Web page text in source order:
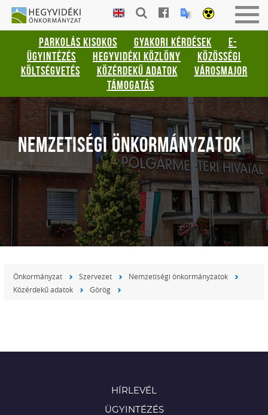
Gyorsbillentyűk
listája
Keresés:
"S"
Bejelentkezés:
HEGYVIDÉKI
ÖNKORMÁNYZAT
PARKOLÁS KISOKOS GYAKORI KÉRDÉSEK
E-
ÜGYINTÉZÉS
HEGYVIDÉKI KÖZLÖNY
KÖZÖSSÉGI
KÖLTSÉGVETÉS
KÖZÉRDEKŰ ADATOK
VÁROSMAJOR
TÁMOGATÁS
NEMZETISÉGI ÖNKORMÁNYZATOK
Önkormányzat Szervezet
Nemzetiségi önkormányzatok
Közérdekű adatok
Görög
HÍRLEVÉL
ÜGYINTÉZÉS